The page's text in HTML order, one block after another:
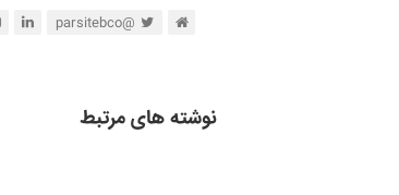
@parsitebco
نوشته های مرتبط